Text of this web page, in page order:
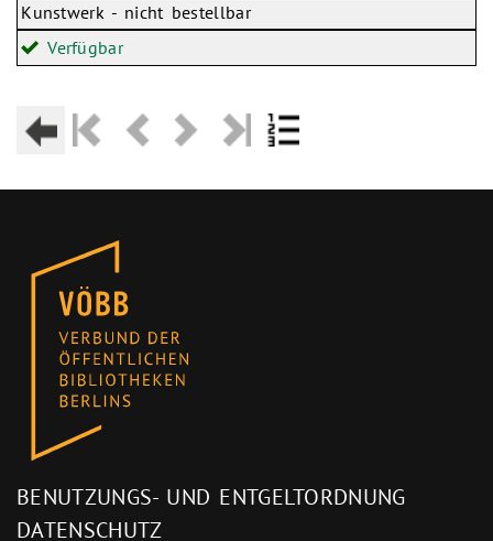
Kunstwerk - nicht bestellbar
Verfügbar
BENUTZUNGS- UND ENTGELTORDNUNG
DATENSCHUTZ